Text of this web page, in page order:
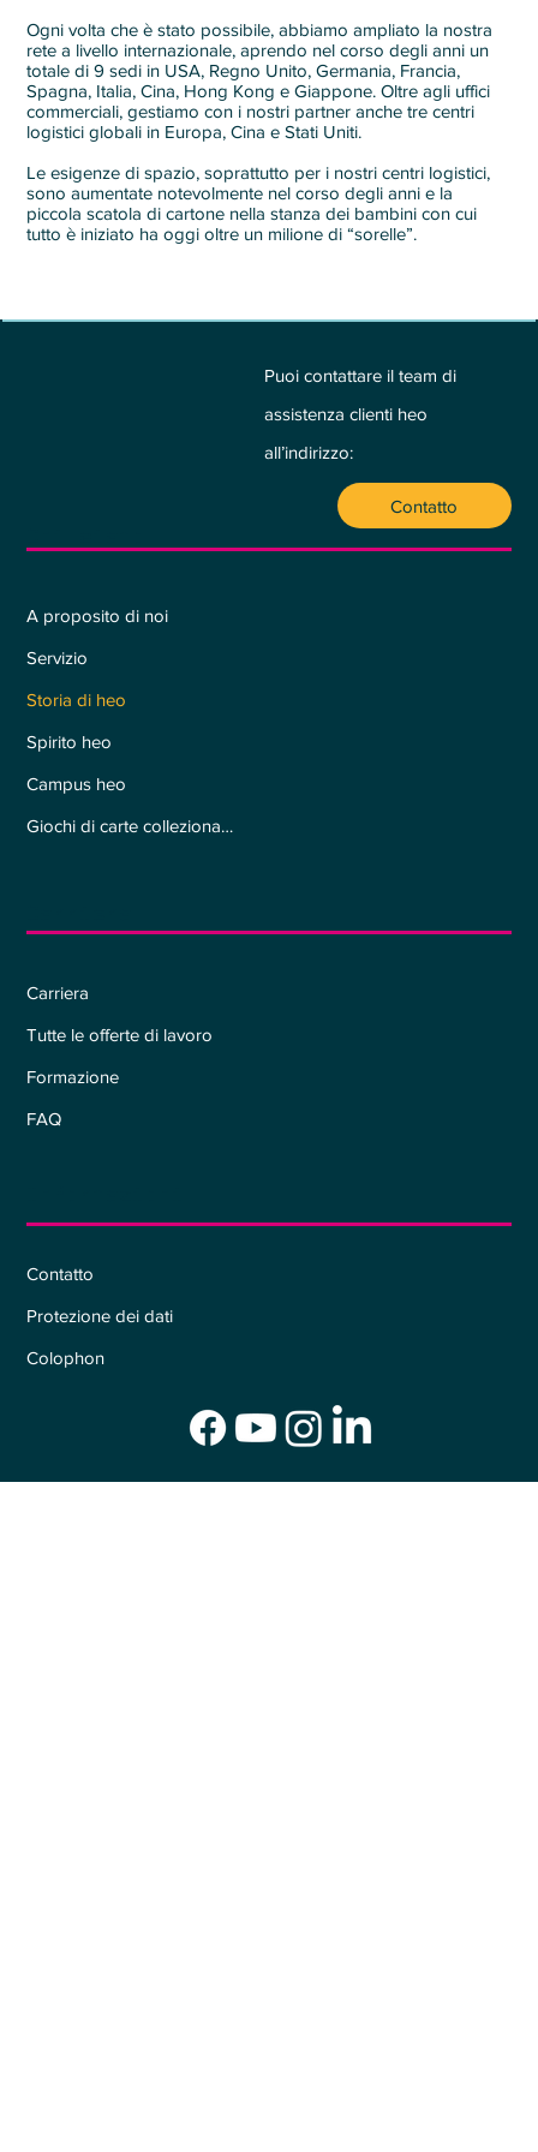
Ogni volta che è stato possibile, abbiamo ampliato la nostra
rete a livello internazionale, aprendo nel corso degli anni un
totale di 9 sedi in USA, Regno Unito, Germania, Francia,
Spagna, Italia, Cina, Hong Kong e Giappone. Oltre agli uffici
commerciali, gestiamo con i nostri partner anche tre centri
logistici globali in Europa, Cina e Stati Uniti.
Le esigenze di spazio, soprattutto per i nostri centri logistici,
sono aumentate notevolmente nel corso degli anni e la
piccola scatola di cartone nella stanza dei bambini con cui
tutto è iniziato ha oggi oltre un milione di “sorelle”.
A proposito di noi
Servizio
Storia di heo
Spirito heo
Campus heo
Giochi di carte collezionabili
Carriera
Tutte le offerte di lavoro
Formazione
FAQ
Contatto
Protezione dei dati
Colophon
Puoi contattare il team di
assistenza clienti heo
all’indirizzo:
Contatto